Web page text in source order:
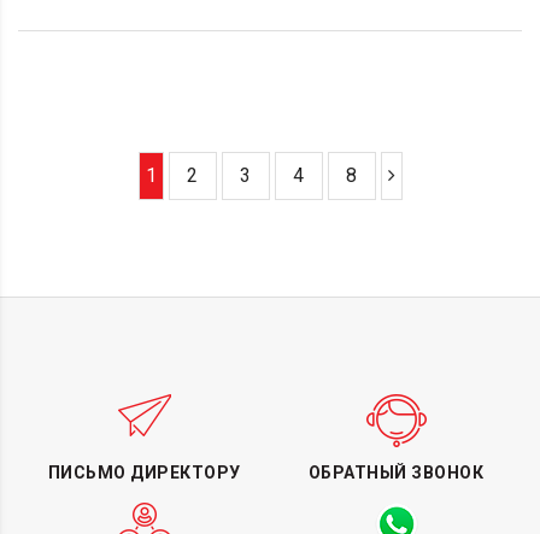
1 2 3 4 8
ПИСЬМО ДИРЕКТОРУ ОБРАТНЫЙ ЗВОНОК